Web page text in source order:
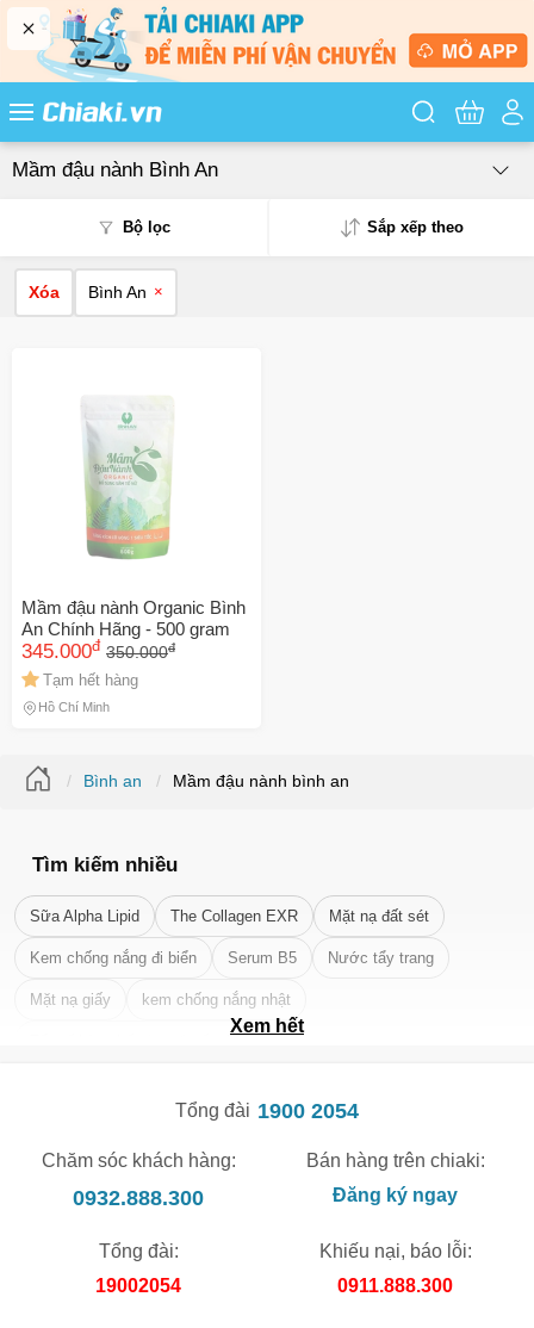
Tìm kiếm
Mầm đậu nành Bình An
Bộ lọc Sắp xếp theo
Xóa Bình An ×
Mầm đậu nành Organic Bình
An Chính Hãng - 500 gram
345.000đ 350.000đ
Tạm hết hàng
Hồ Chí Minh
Bình an Mầm đậu nành bình an
Tìm kiếm nhiều
Sữa Alpha Lipid The Collagen EXR Mặt nạ đất sét
Kem chống nắng đi biển Serum B5 Nước tẩy trang
Mặt nạ giấy kem chống nắng nhật
Xem hết
Tổng đài 1900 2054
Chăm sóc khách hàng:
0932.888.300
Bán hàng trên chiaki:
Đăng ký ngay
Tổng đài:
19002054
Khiếu nại, báo lỗi:
0911.888.300